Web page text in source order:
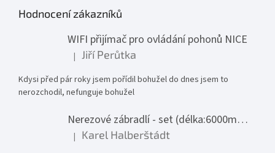
Hodnocení zákazníků
WIFI přijímač pro ovládání pohonů NICE
Hodnocení produktu je 1 z 5 hvězdiček.
| Jiří Perůtka
Kdysi před pár roky jsem pořídil bohužel do dnes jsem to
nerozchodil, nefunguje bohužel
Nerezové zábradlí - set (délka:6000mm x výška:1000mm)
Hodnocení produktu je 5 z 5 hvězdiček.
| Karel Halberštádt